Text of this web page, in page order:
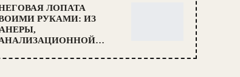
ЛОПАТА
РУКАМИ: ИЗ